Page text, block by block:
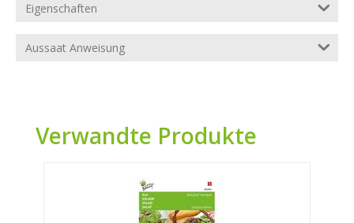
Eigenschaften
Aussaat Anweisung
Verwandte Produkte